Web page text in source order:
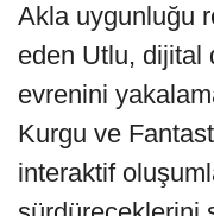
Akla uygunluğu
eden Utlu, dijital
evrenini
Kurgu ve
interaktif